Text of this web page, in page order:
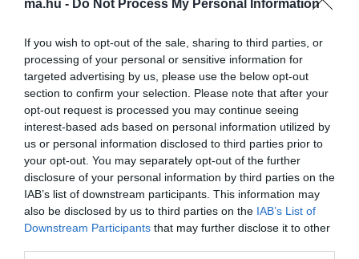
ma.hu - Do Not Process My Personal Information
If you wish to opt-out of the sale, sharing to third parties, or
processing of your personal or sensitive information for
targeted advertising by us, please use the below opt-out
section to confirm your selection. Please note that after your
opt-out request is processed you may continue seeing
interest-based ads based on personal information utilized by
us or personal information disclosed to third parties prior to
your opt-out. You may separately opt-out of the further
disclosure of your personal information by third parties on the
IAB’s list of downstream participants. This information may
also be disclosed by us to third parties on the IAB’s List of
Downstream Participants that may further disclose it to other
8 tipp az ideális testsúly és a jó közérzet eléréséhez
Figyelem! A cikkhez hozzáfűzött hozzászólások nem ama.hu
network nézeteit tükrözik. A szerkesztőség mindössze a hírek
publikációjával foglalkozik, a kommenteket nem tudja befolyásolni
- azok az olvasók személyes véleményét tartalmazzák.
Kérjük, kulturáltan, mások személyiségi jogainak és jó hírnevének
tiszteletben tartásával kommenteljenek!